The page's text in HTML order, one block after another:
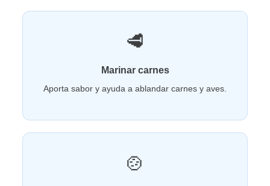
🥩
Marinar carnes
Aporta sabor y ayuda a ablandar carnes y aves.
🍲